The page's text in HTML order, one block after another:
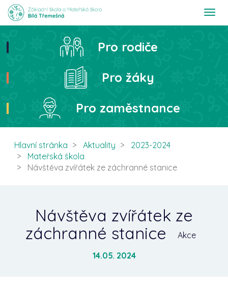
T
t
Hledat
Pro rodiče
Pro žáky
Pro zaměstnance
Hlavní stránka Aktuality
2023-2024
Mateřská škola
Návštěva zvířátek ze záchranné stanice
Návštěva zvířátek ze
záchranné stanice
Akce
14.05. 2024